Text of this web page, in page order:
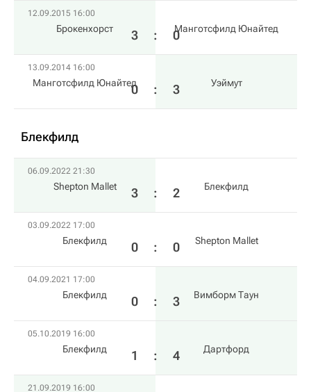
12.09.2015 16:00
Брокенхорст 3 : 0
Манготсфилд Юнайтед
13.09.2014 16:00
Манготсфилд Юнайтед
0 : 3 Уэймут
Блекфилд
06.09.2022 21:30
Shepton Mallet 3 : 2 Блекфилд
03.09.2022 17:00
Блекфилд 0 : 0 Shepton Mallet
04.09.2021 17:00
Блекфилд 0 : 3 Вимборм Таун
05.10.2019 16:00
Блекфилд 1 : 4 Дартфорд
21.09.2019 16:00